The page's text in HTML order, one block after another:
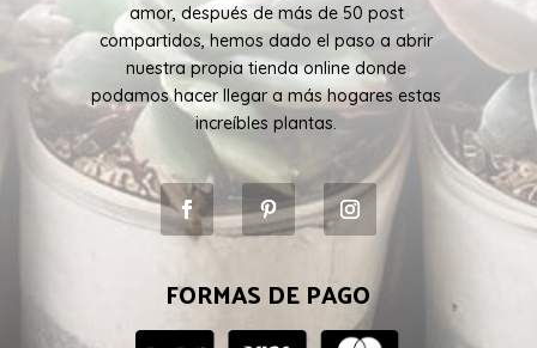
amor, después de más de 50 post
compartidos, hemos dado el paso a abrir
nuestra propia tienda online donde
podamos hacer llegar a más hogares estas
increíbles plantas.
FORMAS DE PAGO